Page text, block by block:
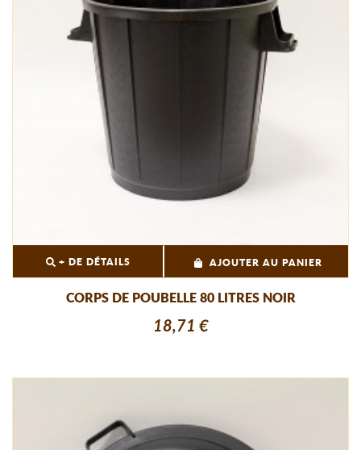
+ DE DÉTAILS AJOUTER AU PANIER
CORPS DE POUBELLE 80 LITRES NOIR
18,71 €